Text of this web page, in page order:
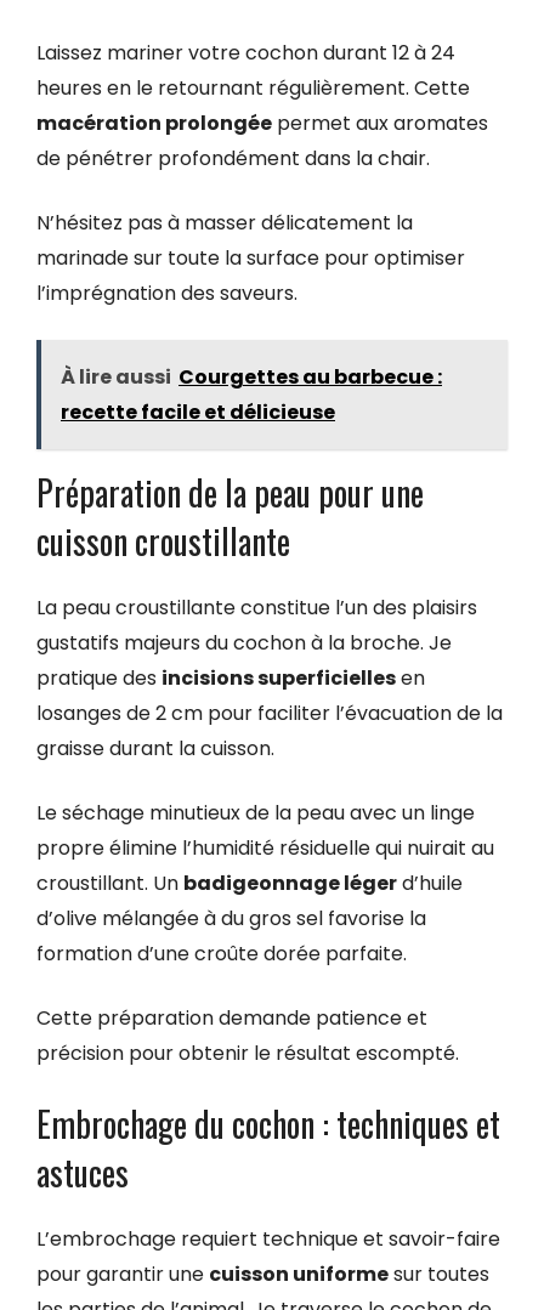
Laissez mariner votre cochon durant 12 à 24
heures en le retournant régulièrement. Cette
macération prolongée permet aux aromates
de pénétrer profondément dans la chair.
N’hésitez pas à masser délicatement la
marinade sur toute la surface pour optimiser
l’imprégnation des saveurs.
À lire aussi Courgettes au barbecue :
recette facile et délicieuse
Préparation de la peau pour une
cuisson croustillante
La peau croustillante constitue l’un des plaisirs
gustatifs majeurs du cochon à la broche. Je
pratique des incisions superficiellesen
losanges de 2 cm pour faciliter l’évacuation de la
graisse durant la cuisson.
Le séchage minutieux de la peau avec un linge
propre élimine l’humidité résiduelle qui nuirait au
croustillant. Un badigeonnage légerd’huile
d’olive mélangée à du gros sel favorise la
formation d’une croûte dorée parfaite.
Cette préparation demande patience et
précision pour obtenir le résultat escompté.
Embrochage du cochon : techniques et
astuces
L’embrochage requiert technique et savoir-faire
pour garantir une cuisson uniformesur toutes